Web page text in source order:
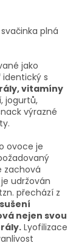
plná
jako
s
vitamíny
jogurtů,
výrazné
ovoce je
zachová
udržován
přechází z
nejen svou
Lyofilizace